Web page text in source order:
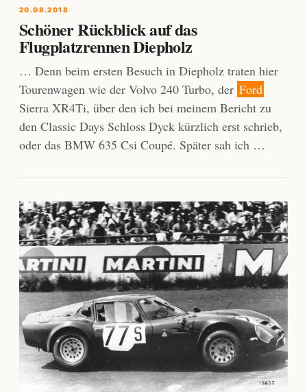
20.08.2018
Schöner Rückblick auf das
Flugplatzrennen Diepholz
… Denn beim ersten Besuch in Diepholz traten hier
Tourenwagen wie der Volvo 240 Turbo, der Ford
Sierra XR4Ti, über den ich bei meinem Bericht zu
den Classic Days Schloss Dyck kürzlich erst schrieb,
oder das BMW 635 Csi Coupé. Später sah ich …